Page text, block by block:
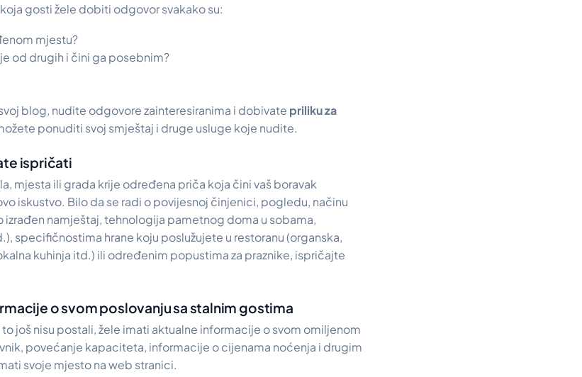
gosti žele dobiti odgovor svakako su:
mjestu?
od drugih i čini ga posebnim?
blog, nudite odgovore zainteresiranima i dobivate priliku za
ponuditi svoj smještaj i druge usluge koje nudite.
ispričati
mjesta ili grada krije određena priča koja čini vaš boravak
iskustvo. Bilo da se radi o povijesnoj činjenici, pogledu, načinu
izrađen namještaj, tehnologija pametnog doma u sobama,
specifičnostima hrane koju poslužujete u restoranu (organska,
kuhinja itd.) ili određenim popustima za praznike, ispričajte
o svom poslovanju sa stalnim gostima
još nisu postali, žele imati aktualne informacije o svom omiljenom
povećanje kapaciteta, informacije o cijenama noćenja i drugim
svoje mjesto na web stranici.